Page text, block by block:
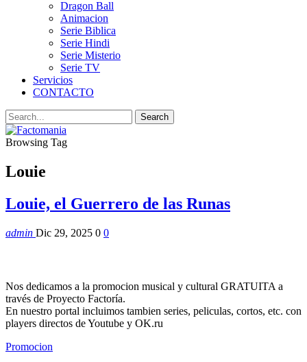
Dragon Ball
Animacion
Serie Biblica
Serie Hindi
Serie Misterio
Serie TV
Servicios
CONTACTO
Browsing Tag
Louie
Louie, el Guerrero de las Runas
admin Dic 29, 2025 0 0
Nos dedicamos a la promocion musical y cultural GRATUITA a
través de Proyecto Factoría.
En nuestro portal incluimos tambien series, peliculas, cortos, etc. con
players directos de Youtube y OK.ru
Promocion